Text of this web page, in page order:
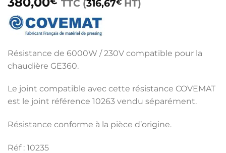
TTC (316,67€ HT)
Résistance de 6000W / 230V compatible pour la
chaudière GE360.
Le joint compatible avec cette résistance COVEMAT
est le joint référence 10263 vendu séparément.
Résistance conforme à la pièce d’origine.
Réf : 10235